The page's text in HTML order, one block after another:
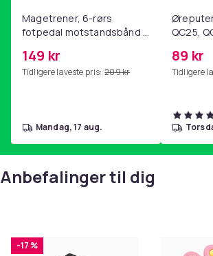
Magetrener, 6-rørs
fotpedal motstandsbånd -
yoga og
hjemmegymnastikk Purple
149 kr
Tidligere laveste pris: 209 kr
mandag, 17 aug.
QC25,
89 kr
Tidligere
Anbefalinger til dig
-17 %